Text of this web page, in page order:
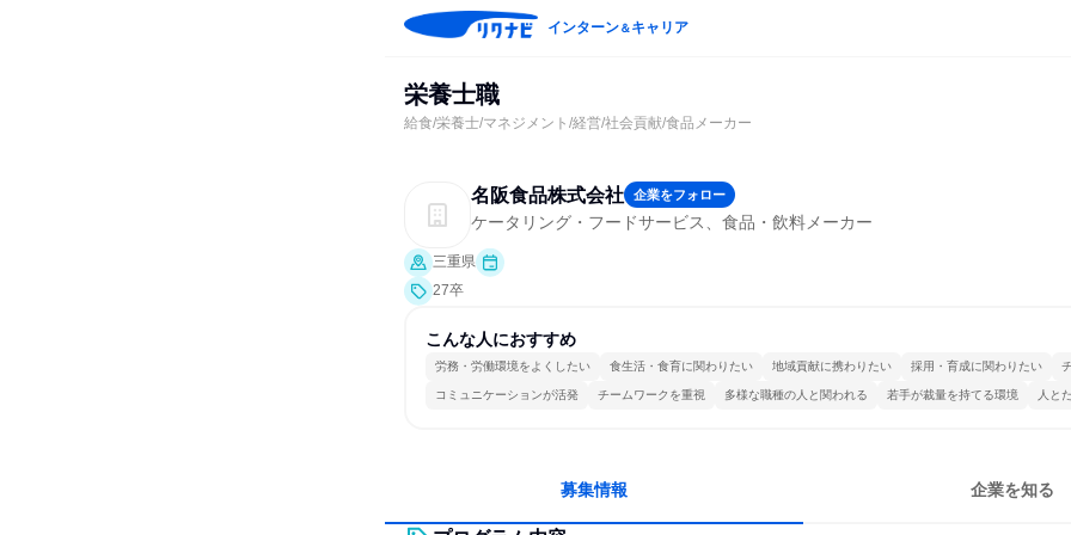
インターン＆キャリア
栄養士職
給食/栄養士/マネジメント/経営/社会貢献/食品メーカー
名阪食品株式会社 企業をフォロー
ケータリング・フードサービス、食品・飲料メーカー
三重県
27卒
こんな人におすすめ
労務・労働環境をよくしたい 食生活・食育に関わりたい 地域貢献に携わりたい 採用・育成に関わりたい
コミュニケーションが活発 チームワークを重視 多様な職種の人と関われる 若手が裁量を持てる環境 人と
募集情報 企業を知る